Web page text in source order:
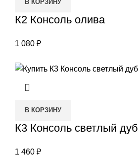
В КОРЗИНУ
К2 Консоль олива
1 080 ₽
В КОРЗИНУ
К3 Консоль светлый дуб
1 460 ₽